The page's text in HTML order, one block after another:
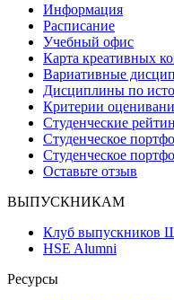
Информация
Расписание
Учебный офис
Карта креативных
Вариативные
Дисциплины по
Критерии
Студенческие
Студенческое
Студенческое
Оставьте отзыв
ВЫПУСКНИКАМ
Клуб выпускников
HSE Alumni
Ресурсы